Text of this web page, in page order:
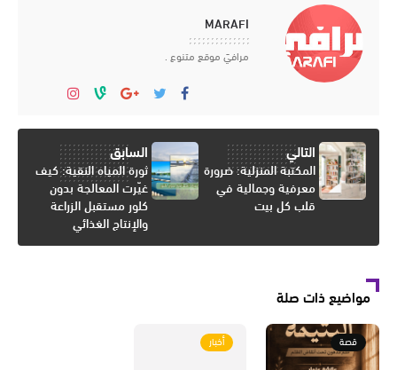
MARAFI
مرافيَ موقع متنوع .
التالي
المكتبة المنزلية: ضرورة
معرفية وجمالية في
قلب كل بيت
السابق
ثورة المياه النقية: كيف
غيّرت المعالجة بدون
كلور مستقبل الزراعة
والإنتاج الغذائي
مواضيع ذات صلة
قصة أخبار